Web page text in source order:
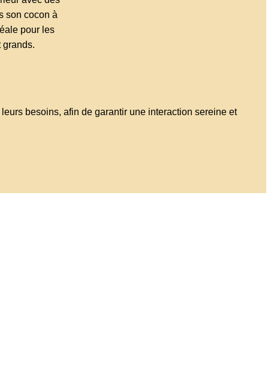
son cocon à
pour les
grands.
besoins, afin de garantir une interaction sereine et